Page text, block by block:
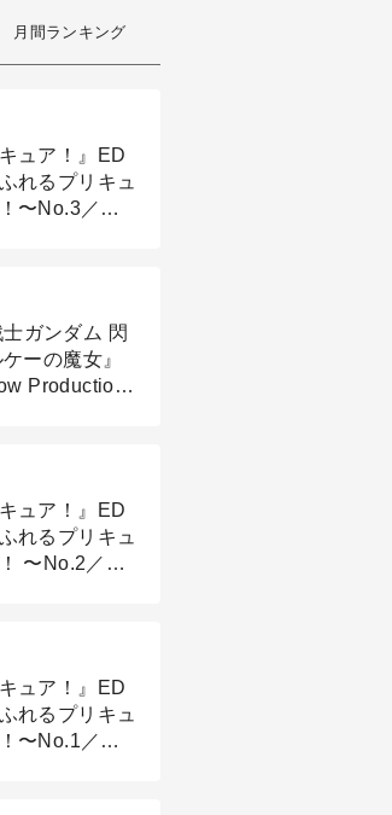
月間ランキング
ュア！』ED
れるプリキュ
〜No.3／ア
ガンダム 閃
ーの魔女』
Production
ュア！』ED
れるプリキュ
〜No.2／モ
ュア！』ED
れるプリキュ
〜No.1／演